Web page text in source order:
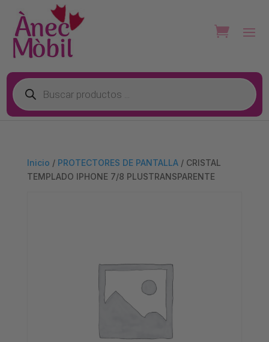
Búsqueda
de
productos
Inicio / PROTECTORES DE PANTALLA/ CRISTAL
TEMPLADO IPHONE 7/8 PLUSTRANSPARENTE